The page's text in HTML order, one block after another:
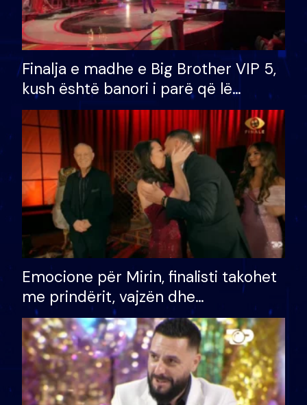
Finalja e madhe e Big Brother VIP 5,
kush është banori i parë që lë
shtëpinë dhe humb mundësinë për
të fituar çmimin e madh
Emocione për Mirin, finalisti takohet
me prindërit, vajzën dhe
bashkëshorten: S’kemi ndonjë letër
divorci apo jo?